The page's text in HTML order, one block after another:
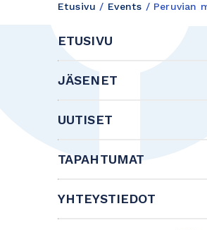
Etusivu / Events / Peruvian
ETUSIVU
JÄSENET
UUTISET
TAPAHTUMAT
YHTEYSTIEDOT